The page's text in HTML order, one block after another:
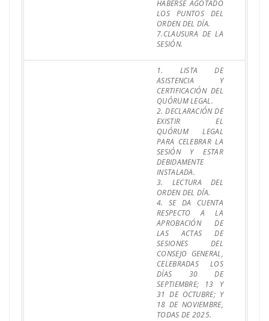
HABERSE AGOTADO
LOS PUNTOS DEL
ORDEN DEL DÍA.
7.CLAUSURA DE LA
SESIÓN.
1. LISTA DE
ASISTENCIA Y
CERTIFICACIÓN DEL
QUÓRUM LEGAL.
2. DECLARACIÓN DE
EXISTIR EL
QUÓRUM LEGAL
PARA CELEBRAR LA
SESIÓN Y ESTAR
DEBIDAMENTE
INSTALADA.
3. LECTURA DEL
ORDEN DEL DÍA.
4. SE DA CUENTA
RESPECTO A LA
APROBACIÓN DE
LAS ACTAS DE
SESIONES DEL
CONSEJO GENERAL,
CELEBRADAS LOS
DÍAS 30 DE
SEPTIEMBRE; 13 Y
31 DE OCTUBRE; Y
18 DE NOVIEMBRE,
TODAS DE 2025.